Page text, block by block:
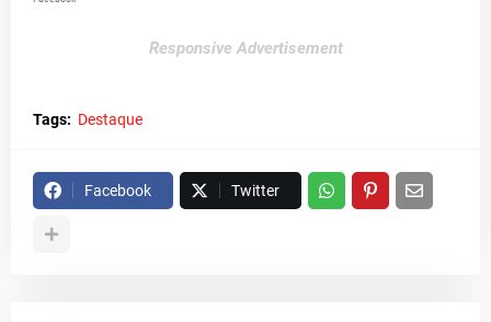
Responsive Advertisement
Tags: Destaque
Facebook Twitter